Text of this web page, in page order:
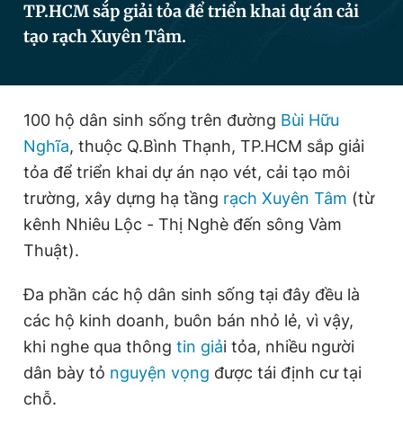
Theo dõi báo trên
Hotline
0906 645 777
Liên hệ quảng cáo
Đặt báo Quảng cáo RSS Tòa soạn Chính sách bảo
Tổng biên tập: Nguyễn Ngọc Toàn
Phó tổng biên tập thường trực: Hải Thành
Phó tổng biên tập: Lâm Hiếu Dũng
Phó tổng biên tập: Trần Việt Hưng
Tổng thư ký tòa soạn: Đức Trung
TP.HCM sắp giải tỏa để triển khai dự án cải
tạo rạch Xuyên Tâm.
100 hộ dân sinh sống trên đường Bùi Hữu
Nghĩa, thuộc Q.Bình Thạnh, TP.HCM sắp giải
tỏa để triển khai dự án nạo vét, cải tạo môi
trường, xây dựng hạ tầng rạch Xuyên Tâm (từ
kênh Nhiêu Lộc - Thị Nghè đến sông Vàm
Thuật).
Đa phần các hộ dân sinh sống tại đây đều là
các hộ kinh doanh, buôn bán nhỏ lẻ, vì vậy,
khi nghe qua thông tin giải tỏa, nhiều người
dân bày tỏ nguyện vọng được tái định cư tại
chỗ.